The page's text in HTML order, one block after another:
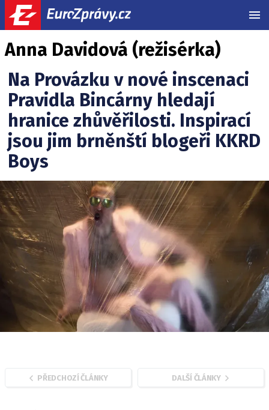
Anna Davidová (režisérka)
Na Provázku v nové inscenaci
Pravidla Bincárny hledají
hranice zhůvěřilosti. Inspirací
jsou jim brněnští blogeři KKRD
Boys
PŘEDCHOZÍ ČLÁNKY DALŠÍ ČLÁNKY